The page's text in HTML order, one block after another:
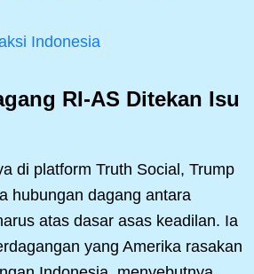
Indonesia
RI-AS Ditekan Isu
di platform Truth Social, Trump
hubungan dagang antara
atas dasar asas keadilan. Ia
yang Amerika rasakan